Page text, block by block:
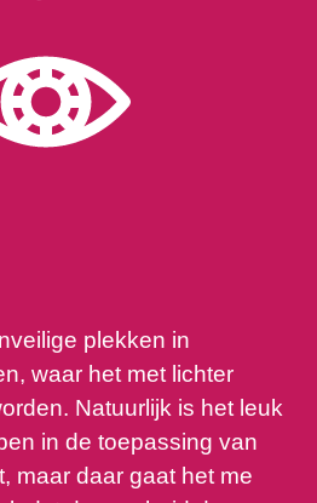
plekken in
waar het met lichter
Natuurlijk is het leuk
in de toepassing van
maar daar gaat het me